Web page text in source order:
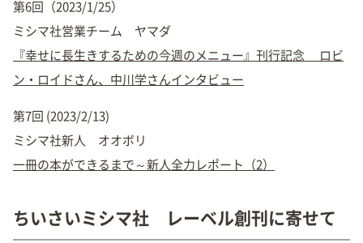
第6回（2023/1/25）
ミシマ社営業チーム ヤマダ
『幸せに長生きするための今週のメニュー』刊行記念 ロビ
ン・ロイドさん、中川学さんインタビュー
第7回 (2023/2/13)
ミシマ社新人 オオボリ
一冊の本ができるまで～新人全力レポート（2）
ちいさいミシマ社 レーベル創刊に寄せて